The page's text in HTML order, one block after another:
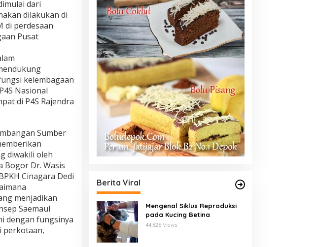
dari
dilakukan di
di perdesaan
Pusat
kelembagaan
Nasional
di P4S Rajendra
Sumber
diwakili oleh
Bogor Dr. Wasis
Cinagara Dedi
menjadikan
Saemaul
dengan fungsinya
perkotaan,
Berita Viral
Mengenal Siklus Reproduksi
pada Kucing Betina
44,626 Views